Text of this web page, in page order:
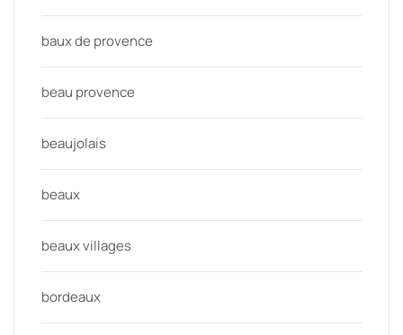
baux de provence
beau provence
beaujolais
beaux
beaux villages
bordeaux